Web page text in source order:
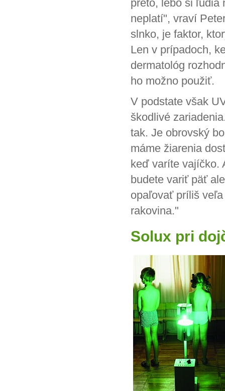
preto, lebo si ľudia
neplatí", vraví
slnko, je faktor,
Len v prípadoch,
dermatológ
ho možno použiť.
V podstate však
škodlivé
tak. Je obrovský
máme žiarenia
keď varíte vajíčko.
budete variť päť
opaľovať príliš
rakovina."
Solux pri